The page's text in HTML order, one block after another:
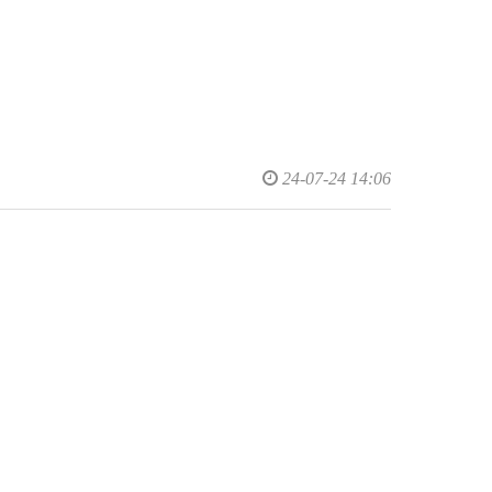
24-07-24 14:06